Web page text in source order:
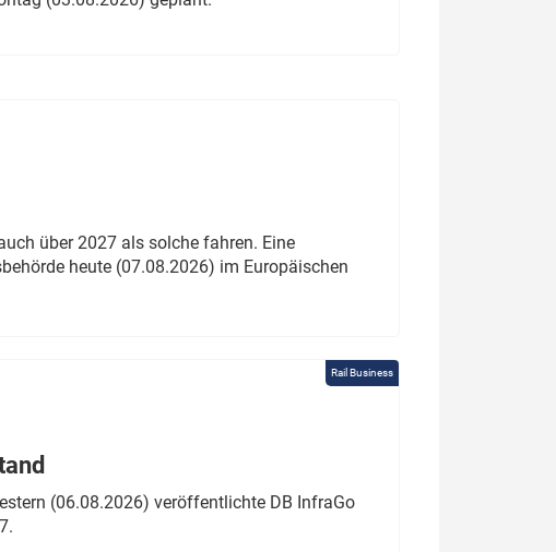
über 2027 als solche fahren. Eine
heute (07.08.2026) im Europäischen
Rail Business
(06.08.2026) veröffentlichte DB InfraGo